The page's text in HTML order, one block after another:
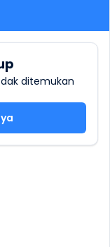
ditemukan